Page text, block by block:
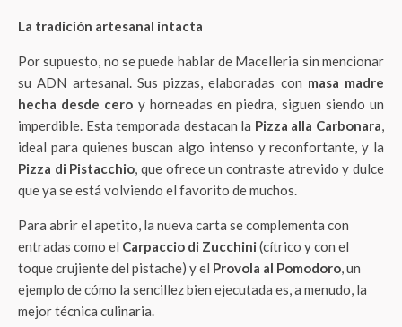
La tradición artesanal intacta
Por supuesto, no se puede hablar de Macelleria sin mencionar
su ADN artesanal. Sus pizzas, elaboradas con masa madre
hecha desde cero y horneadas en piedra, siguen siendo un
imperdible. Esta temporada destacan la Pizza alla Carbonara,
ideal para quienes buscan algo intenso y reconfortante, y la
Pizza di Pistacchio, que ofrece un contraste atrevido y dulce
que ya se está volviendo el favorito de muchos.
Para abrir el apetito, la nueva carta se complementa con
entradas como el Carpaccio di Zucchini (cítrico y con el
toque crujiente del pistache) y el Provola al Pomodoro, un
ejemplo de cómo la sencillez bien ejecutada es, a menudo, la
mejor técnica culinaria.